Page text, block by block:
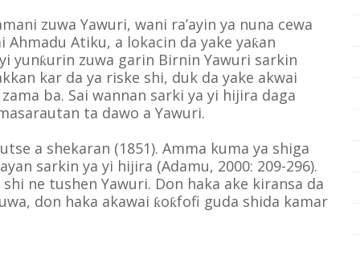
zuwa Yawuri, wani ra’ayin ya nuna cewa
Ahmadu Atiku, a lokacin da yake yaƙan
yunƙurin zuwa garin Birnin Yawuri sarkin
kar da ya riske shi, duk da yake akwai
ba. Sai wannan sarki ya yi hijira daga
ta dawo a Yawuri.
a shekaran (1851). Amma kuma ya shiga
sarkin ya yi hijira (Adamu, 2000: 209-296).
ne tushen Yawuri. Don haka ake kiransa da
don haka akawai ƙoƙfofi guda shida kamar